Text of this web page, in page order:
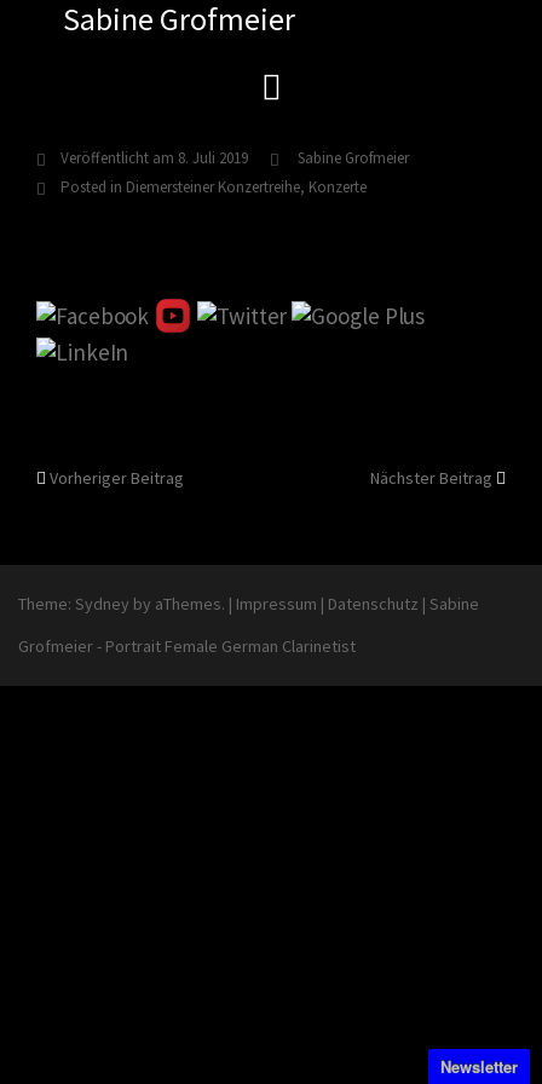
Sabine Grofmeier
Veröffentlicht am 8. Juli 2019
Sabine Grofmeier
Posted in Diemersteiner Konzertreihe, Konzerte
Beitragsnavigation
Vorheriger Beitrag Nächster Beitrag
Theme: Sydney by aThemes. | Impressum | Datenschutz | Sabine
Grofmeier - Portrait Female German Clarinetist
Newsletter